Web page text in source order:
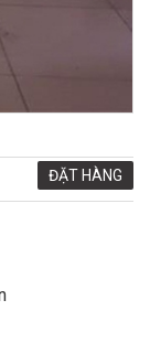
ĐẶT HÀNG